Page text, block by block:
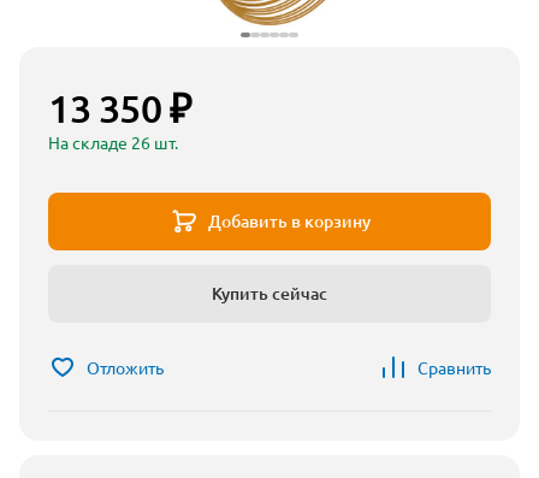
13 350 ₽
На складе 26 шт.
Добавить в корзину
Купить сейчас
Отложить Сравнить